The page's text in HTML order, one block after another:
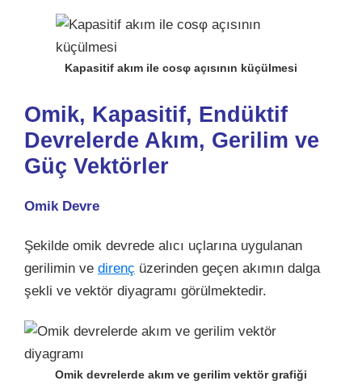
Kapasitif akım ile cosφ açısının küçülmesi
Omik, Kapasitif, Endüktif
Devrelerde Akım, Gerilim ve
Güç Vektörler
Omik Devre
Şekilde omik devrede alıcı uçlarına uygulanan
gerilimin ve direnç üzerinden geçen akımın dalga
şekli ve vektör diyagramı görülmektedir.
Omik devrelerde akım ve gerilim vektör grafiği